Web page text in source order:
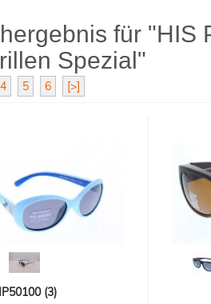
für "HIS
Spezial"
4 5 6 [>]
(3)